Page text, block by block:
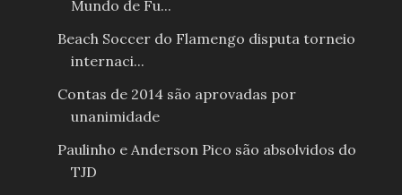
Mundo de Fu...
Beach Soccer do Flamengo disputa torneio
internaci...
Contas de 2014 são aprovadas por
unanimidade
Paulinho e Anderson Pico são absolvidos do
TJD